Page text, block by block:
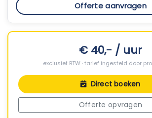
Offerte aanvragen
€ 40,- / uur
exclusief BTW · tarief ingesteld door
Direct boeken
Offerte opvragen